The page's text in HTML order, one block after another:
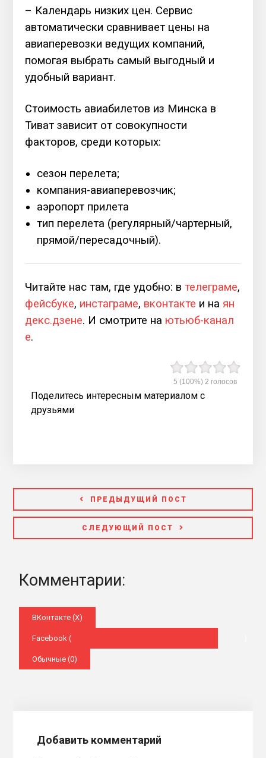
– Календарь низких цен. Сервис
автоматически сравнивает цены на
авиаперевозки ведущих компаний,
помогая выбрать самый выгодный и
удобный вариант.
Стоимость авиабилетов из Минска в
Тиват зависит от совокупности
факторов, среди которых:
сезон перелета;
компания-авиаперевозчик;
аэропорт прилета
тип перелета (регулярный/чартерный,
прямой/пересадочный).
Читайте нас там, где удобно: втелеграме,
фейсбуке, инстаграме, вконтакте и наян
декс.дзене. И смотрите на ютьюб-канал
е.
5 (100%)2 голосов
Поделитесь интересным материалом с
друзьями
ПРЕДЫДУЩИЙ ПОСТ
СЛЕДУЮЩИЙ ПОСТ
Комментарии:
ВКонтакте (X)
Facebook (
Обычные (0)
Добавить комментарий